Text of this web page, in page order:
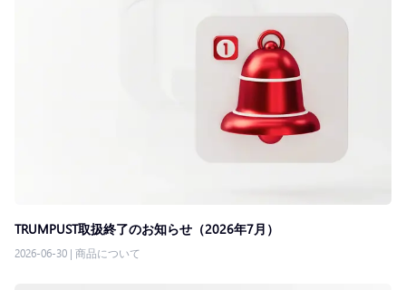
TRUMPUST取扱終了のお知らせ（2026年7月）
2026-06-30 | 商品について